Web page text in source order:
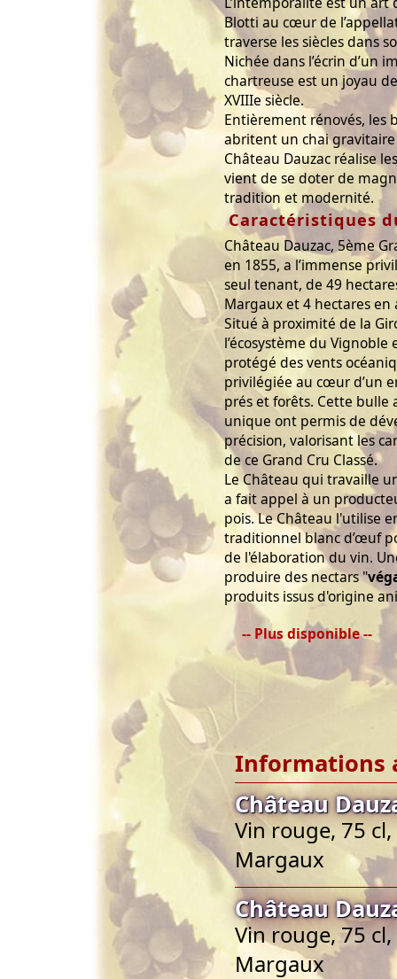
Blotti au cœur de
traverse les siècles dans
Nichée dans l’écrin d’un
chartreuse est un joyau
XVIIIe siècle.
Entièrement rénovés, les
abritent un chai
Château Dauzac réalise
vient de se doter de
tradition et modernité.
Caractéristiques
Château Dauzac, 5ème
en 1855, a l’immense
seul tenant, de 49
Margaux et 4 hectares
Situé à proximité de la
l’écosystème du
protégé des vents
privilégiée au cœur d’un
prés et forêts. Cette
unique ont permis de
précision, valorisant les
de ce Grand Cru Classé.
Le Château qui travaille
a fait appel à un
pois. Le Château l'utilise
traditionnel blanc d’œuf
de l'élaboration du vin.
produire des nectars "
produits issus d'origine
-- Plus disponible --
Informations
Château
Vin rouge, 75
Margaux
Château
Vin rouge, 75
Margaux